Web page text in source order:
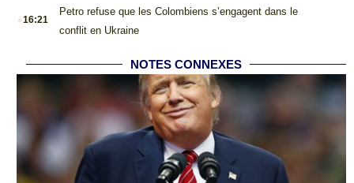
.16:21
Petro refuse que les Colombiens s’engagent dans le
conflit en Ukraine
NOTES CONNEXES